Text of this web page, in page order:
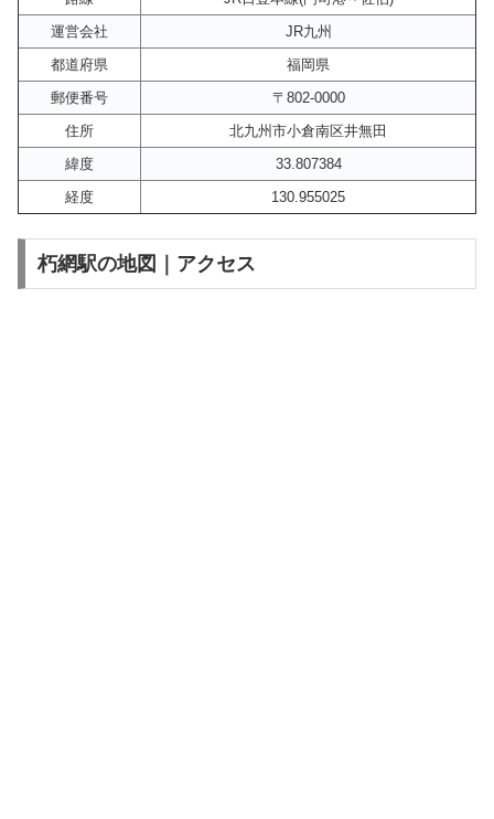
運営会社
JR九州
都道府県
福岡県
郵便番号
〒802-0000
住所
北九州市小倉南区井無田
緯度
33.807384
経度
130.955025
朽網駅の地図｜アクセス